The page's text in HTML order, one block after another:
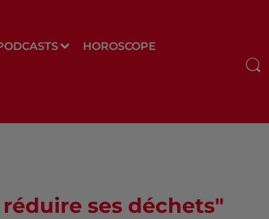
HOROSCOPE
ses déchets"